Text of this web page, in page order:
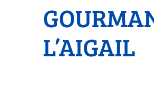
L’AIGAIL